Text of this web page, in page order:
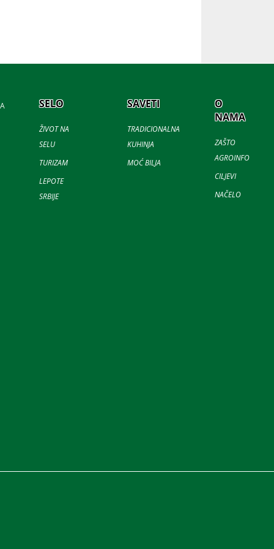
SELO
ŽIVOT NA
SELU
TURIZAM
LEPOTE
SRBIJE
SAVETI
TRADICIONALNA
KUHINJA
MOĆ BILJA
O
NAMA
ZAŠTO
AGROINFO
CILJEVI
NAČELO